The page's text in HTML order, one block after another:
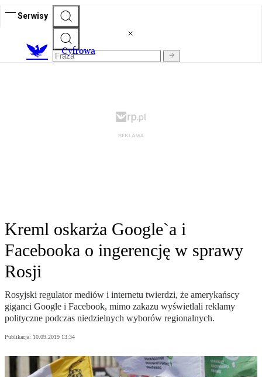
Serwisy
Cyfrowa
Kreml oskarża Google`a i
Facebooka o ingerencję w sprawy
Rosji
Rosyjski regulator mediów i internetu twierdzi, że amerykańscy
giganci Google i Facebook, mimo zakazu wyświetlali reklamy
polityczne podczas niedzielnych wyborów regionalnych.
Publikacja: 10.09.2019 13:34